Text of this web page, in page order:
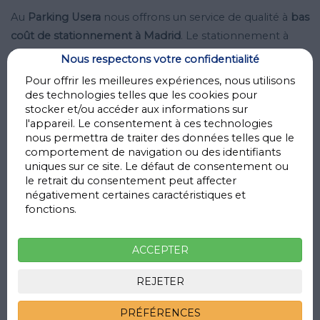
Au Parking Usera nous offrons un service de qualité à bas
coût de stationnement à Madrid. Le stationnement à
Usera est une excellente option si vous voulez éviter le
Central, car vous pouvez atteindre le cœur de la ville en
seulement 20 minutes grâce à la bonne connexion avec
le métro.
Nos installations sont situées à côté duMercado de
Usera, tout près duEstadio Román Valeroet à
seulement 7 minutes de marche duCentro Comercial
Plaza Río 2. Nous sommes également l'alternative
garage voisin et bon marché à Usera
l'identification de la plaque
d'immatriculation, de personnel de sécurité, de caméras
de surveillance 24 heures sur 24 et d'une fermeture
Nous respectons votre confidentialité
Pour offrir les meilleures expériences, nous utilisons
des technologies telles que les cookies pour
stocker et/ou accéder aux informations sur
l'appareil. Le consentement à ces technologies
nous permettra de traiter des données telles que le
comportement de navigation ou des identifiants
uniques sur ce site. Le défaut de consentement ou
le retrait du consentement peut affecter
négativement certaines caractéristiques et
fonctions.
ACCEPTER
REJETER
PRÉFÉRENCES